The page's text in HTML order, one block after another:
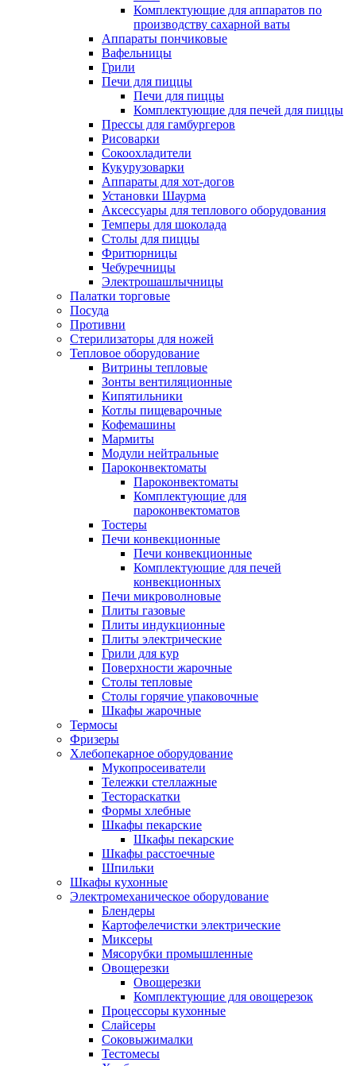
Комплектующие для аппаратов по
производству сахарной ваты
Аппараты пончиковые
Вафельницы
Грили
Печи для пиццы
Печи для пиццы
Комплектующие для печей для пиццы
Прессы для гамбургеров
Рисоварки
Сокоохладители
Кукурузоварки
Аппараты для хот-догов
Установки Шаурма
Аксессуары для теплового оборудования
Темперы для шоколада
Столы для пиццы
Фритюрницы
Чебуречницы
Электрошашлычницы
Палатки торговые
Посуда
Противни
Стерилизаторы для ножей
Тепловое оборудование
Витрины тепловые
Зонты вентиляционные
Кипятильники
Котлы пищеварочные
Кофемашины
Мармиты
Модули нейтральные
Пароконвектоматы
Пароконвектоматы
Комплектующие для
пароконвектоматов
Тостеры
Печи конвекционные
Печи конвекционные
Комплектующие для печей
конвекционных
Печи микроволновые
Плиты газовые
Плиты индукционные
Плиты электрические
Грили для кур
Поверхности жарочные
Столы тепловые
Столы горячие упаковочные
Шкафы жарочные
Термосы
Фризеры
Хлебопекарное оборудование
Мукопросеиватели
Тележки стеллажные
Тестораскатки
Формы хлебные
Шкафы пекарские
Шкафы пекарские
Шкафы расстоечные
Шпильки
Шкафы кухонные
Электромеханическое оборудование
Блендеры
Картофелечистки электрические
Миксеры
Мясорубки промышленные
Овощерезки
Овощерезки
Комплектующие для овощерезок
Процессоры кухонные
Слайсеры
Соковыжималки
Тестомесы